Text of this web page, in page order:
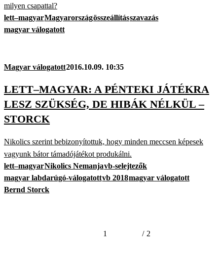
milyen csapattal?
lett–magyarMagyarországösszeállításszavazás
magyar válogatott
Magyar válogatott2016.10.09. 10:35
LETT–MAGYAR: A PÉNTEKI JÁTÉKRA
LESZ SZÜKSÉG, DE HIBÁK NÉLKÜL –
STORCK
Nikolics szerint bebizonyítottuk, hogy minden meccsen képesek
vagyunk bátor támadójátékot produkálni.
lett–magyarNikolics Nemanjavb-selejtezők
magyar labdarúgó-válogatottvb 2018magyar válogatott
Bernd Storck
1 / 2